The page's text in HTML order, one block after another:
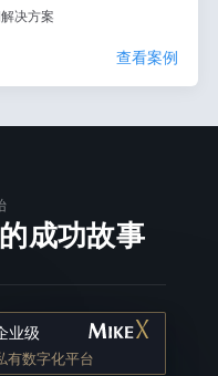
决方案
查看案例
成功故事
业级
有数字化平台